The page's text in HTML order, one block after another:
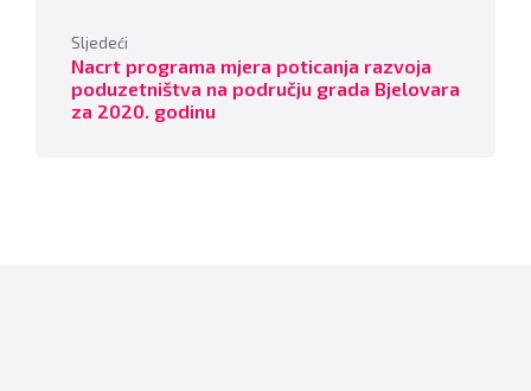
Sljedeći
Nacrt programa mjera poticanja razvoja
poduzetništva na području grada Bjelovara
za 2020. godinu